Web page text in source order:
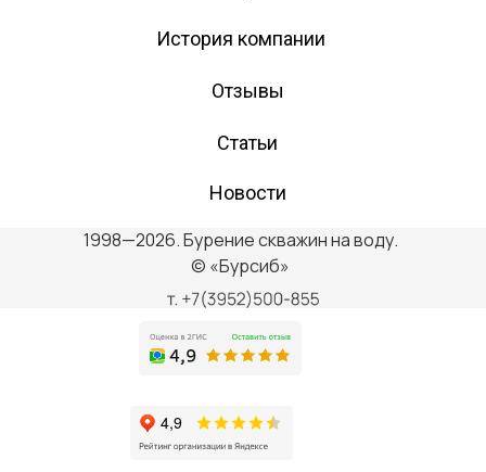
Отзывы
Статьи
История компании
Новости
1998—2026. Бурение скважин на воду.
© «Бурсиб»